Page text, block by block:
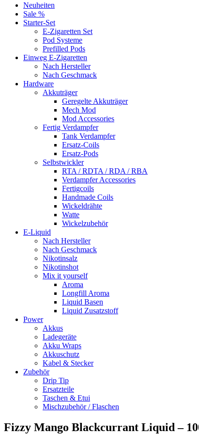
Neuheiten
Sale %
Starter-Set
E-Zigaretten Set
Pod Systeme
Prefilled Pods
Einweg E-Zigaretten
Nach Hersteller
Nach Geschmack
Hardware
Akkuträger
Geregelte Akkuträger
Mech Mod
Mod Accessories
Fertig Verdampfer
Tank Verdampfer
Ersatz-Coils
Ersatz-Pods
Selbstwickler
RTA / RDTA / RDA / RBA
Verdampfer Accessories
Fertigcoils
Handmade Coils
Wickeldrähte
Watte
Wickelzubehör
E-Liquid
Nach Hersteller
Nach Geschmack
Nikotinsalz
Nikotinshot
Mix it yourself
Aroma
Longfill Aroma
Liquid Basen
Liquid Zusatzstoff
Power
Akkus
Ladegeräte
Akku Wraps
Akkuschutz
Kabel & Stecker
Zubehör
Drip Tip
Ersatzteile
Taschen & Etui
Mischzubehör / Flaschen
Fizzy Mango Blackcurrant Liquid –